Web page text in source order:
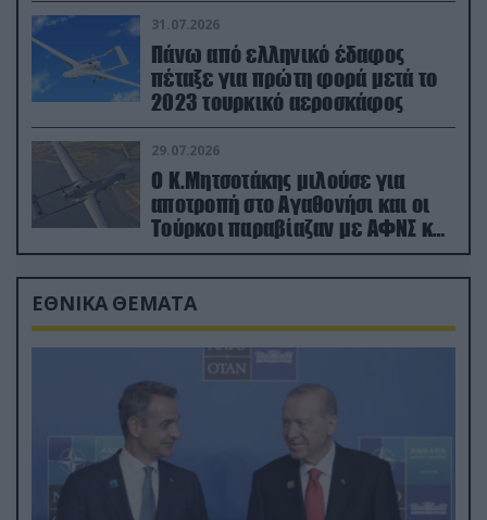
31.07.2026
Πάνω από ελληνικό έδαφος
πέταξε για πρώτη φορά μετά το
2023 τουρκικό αεροσκάφος
29.07.2026
Ο Κ.Μητσοτάκης μιλούσε για
αποτροπή στο Αγαθονήσι και οι
Τούρκοι παραβίαζαν με ΑΦΝΣ και
drone
ΕΘΝΙΚΑ ΘΕΜΑΤΑ